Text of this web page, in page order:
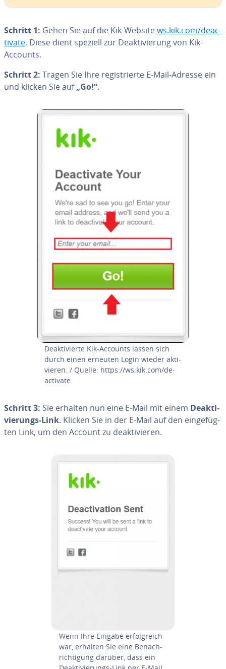
Schritt 1: Gehen Sie auf die Kik-Websitews.kik.com/de­ac­
ti­va­te. Diese dient speziell zur De­ak­ti­vie­rung von Kik-
Accounts.
Schritt 2: Tragen Sie Ihre re­gis­trier­te E-Mail-Adresse ein
und klicken Sie auf„Go!“.
De­ak­ti­vier­te Kik-Accounts lassen sich
durch einen erneuten Login wieder ak­ti­
vie­ren. / Quelle: https://ws.kik.com/de­
ac­ti­va­te
Schritt 3: Sie erhalten nun eine E-Mail mit einem De­ak­ti­
vie­rungs-Link. Klicken Sie in der E-Mail auf den ein­ge­füg­
ten Link, um den Account zu de­ak­ti­vie­ren.
Wenn Ihre Eingabe er­folg­reich
war, erhalten Sie eine Be­nach­
rich­ti­gung darüber, dass ein